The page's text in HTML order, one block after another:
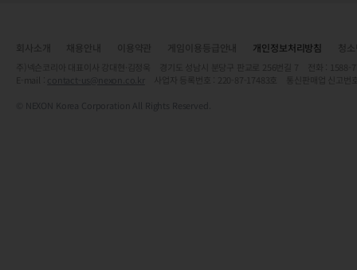
개인정보처리방침
contact-us@nexon.co.kr
© NEXON Korea Corporation All Rights Reserved.